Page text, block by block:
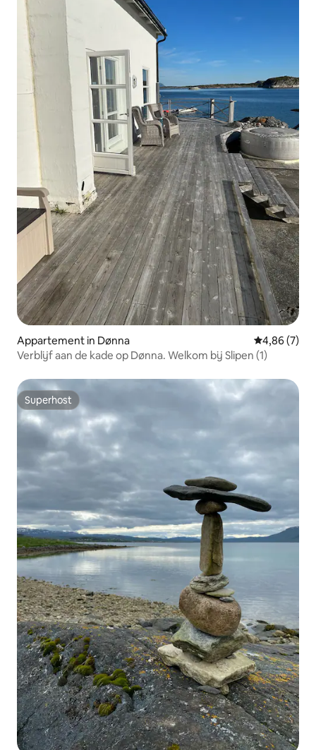
Appartement in Dønna Gemiddelde
4,86 (7)
Verblijf aan de kade op Dønna. Welkom bij Slipen (1)
Superhost
Superhost